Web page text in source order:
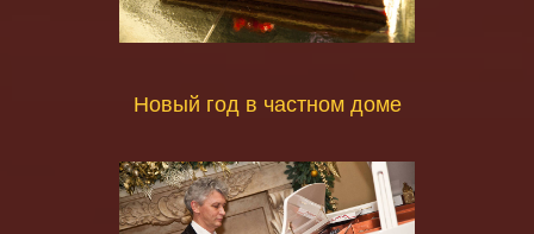
Новый год в частном доме